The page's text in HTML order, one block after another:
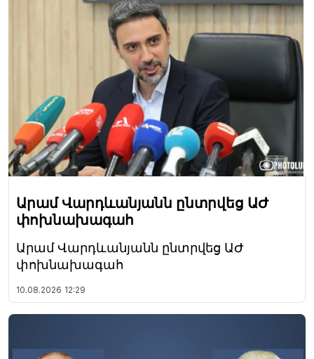
Արամ Վարդևանյանն ընտրվեց ԱԺ
փոխնախագահ
Արամ Վարդևանյանն ընտրվեց ԱԺ
փոխնախագահ
10.08.2026 12:29